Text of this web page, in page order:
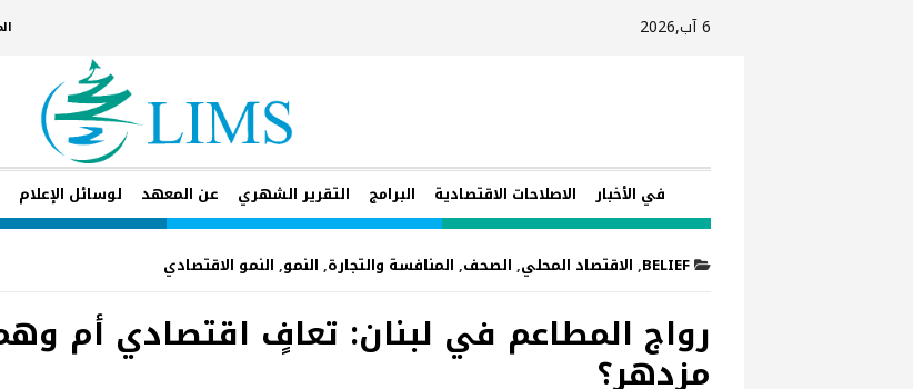
6 آب,2026
في الأخبار الاصلاحات الاقتصادية البرامج التقرير الشهري عن المعهد لوسائل الإعلام
BELIEF
, الاقتصاد المحلي, الصحف, المنافسة والتجارة, النمو, النمو الاقتصادي
رواج المطاعم في لبنان: تعافٍ اقتصادي أم
مزدهر؟